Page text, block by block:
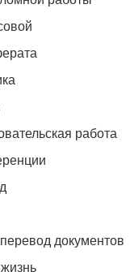
работа
документов